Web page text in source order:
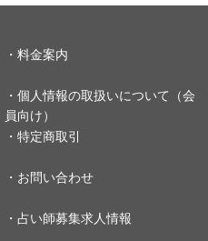
・料金案内
・個人情報の取扱いについて（会
員向け）
・特定商取引
・お問い合わせ
・占い師募集求人情報